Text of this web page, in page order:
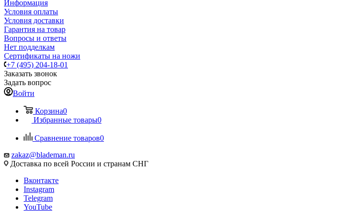
Информация
Условия оплаты
Условия доставки
Гарантия на товар
Вопросы и ответы
Нет подделкам
Сертификаты на ножи
+7 (495) 204-18-01
Заказать звонок
Задать вопрос
Войти
Корзина0
Избранные товары0
Сравнение товаров0
zakaz@blademan.ru
Доставка по всей России и странам СНГ
Вконтакте
Instagram
Telegram
YouTube